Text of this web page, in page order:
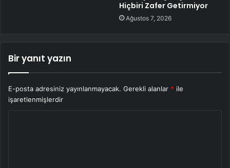
Hiçbiri Zafer Getirmiyor
Ağustos 7, 2026
Bir yanıt yazın
E-posta adresiniz yayınlanmayacak. Gerekli alanlar * ile
işaretlenmişlerdir